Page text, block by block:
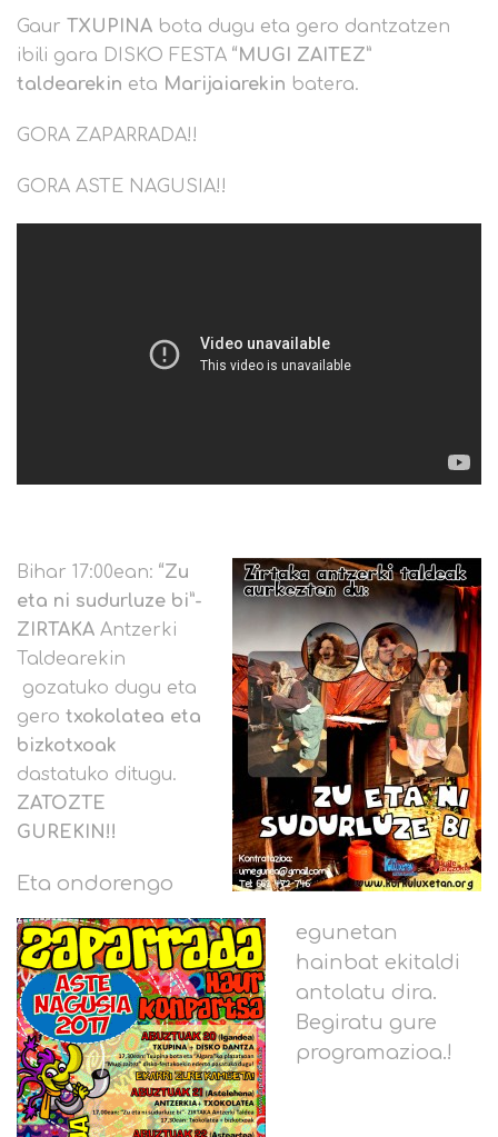
Gaur TXUPINA bota dugu eta gero dantzatzen
ibili gara DISKO FESTA “MUGI ZAITEZ”
taldearekin eta Marijaiarekin batera.
GORA ZAPARRADA!!
GORA ASTE NAGUSIA!!
Bihar 17:00ean: “Zu
eta ni sudurluze bi”-
ZIRTAKA Antzerki
Taldearekin
gozatuko dugu eta
gero txokolatea eta
bizkotxoak
dastatuko ditugu.
ZATOZTE
GUREKIN!!
Eta ondorengo
egunetan
hainbat ekitaldi
antolatu dira.
Begiratu gure
programazioa.!